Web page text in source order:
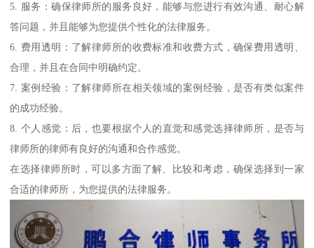
5. 服务：确保律师所的服务良好，能够与您进行有效沟通、耐心解
答问题，并且能够为您提供个性化的法律服务。
6. 费用透明：了解律师所的收费标准和收费方式，确保费用透明、
合理，并且在合同中明确约定。
7. 案例经验：了解律师所在相关领域的案例经验，是否有类似案件
的成功经验。
8. 个人感觉：后，也要根据个人的直觉和感觉选择律师所，是否与
律师所的律师有良好的沟通和合作感觉。
在选择律师所时，可以多方面了解、比较和考虑，确保选择到一家
合适的律师所，为您提供的法律服务。